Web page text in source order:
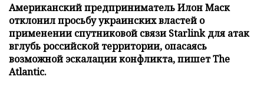
Американский предприниматель Илон Маск
отклонил просьбу украинских властей о
применении спутниковой связи Starlink для атак
вглубь российской территории, опасаясь
возможной эскалации конфликта, пишет The
Atlantic.